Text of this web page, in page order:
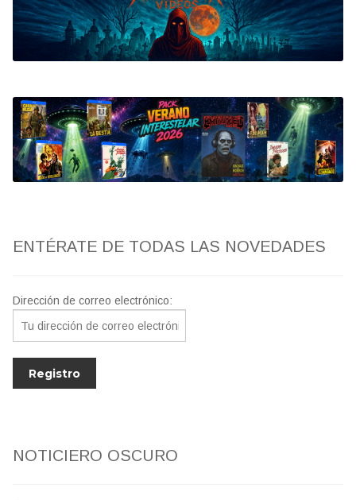
Bluray
Clasificada S
artwork
fantaterror
Jesús Franco
ENTÉRATE DE TODAS LAS NOVEDADES
Dirección de correo electrónico:
NOTICIERO OSCURO